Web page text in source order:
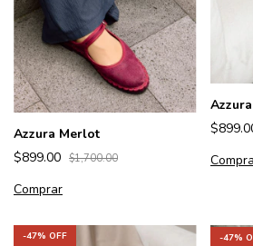
Azzura Merlot
$899.00 $1,700.00
Comprar
-47% OFF -47%